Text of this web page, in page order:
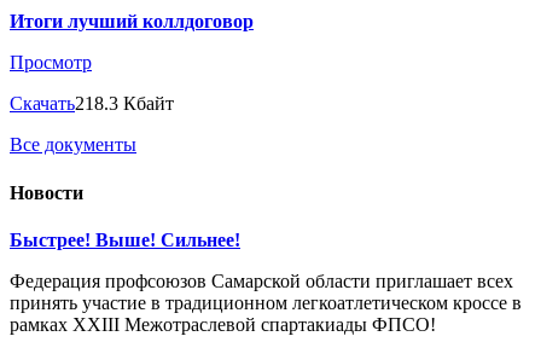
Итоги лучший коллдоговор
Просмотр
Скачать218.3 Кбайт
Все документы
Новости
Быстрее! Выше! Сильнее!
Федерация профсоюзов Самарской области приглашает всех
принять участие в традиционном легкоатлетическом кроссе в
рамках XXIII Межотраслевой спартакиады ФПСО!